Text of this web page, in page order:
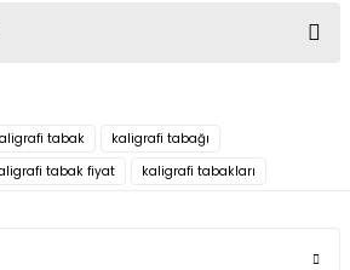
tabak
kaligrafi tabağı
tabak fiyat kaligrafi tabakları